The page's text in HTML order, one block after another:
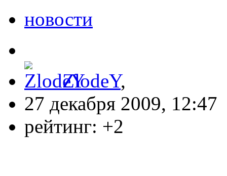
новости
ZlodeY,
27 декабря 2009, 12:47
рейтинг: +2